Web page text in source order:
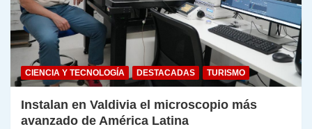
CIENCIA Y TECNOLOGÍA DESTACADAS TURISMO
Instalan en Valdivia el microscopio más
avanzado de América Latina